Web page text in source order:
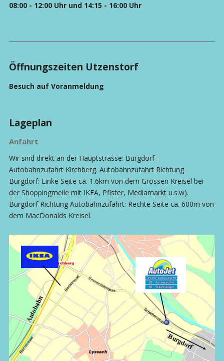
08:00 - 12:00 Uhr und 14:15 - 16:00 Uhr
Öffnungszeiten Utzenstorf
Besuch auf Voranmeldung
Lageplan
Anfahrt
Wir sind direkt an der Hauptstrasse: Burgdorf -
Autobahnzufahrt Kirchberg. Autobahnzufahrt Richtung
Burgdorf: Linke Seite ca. 1.6km von dem Grossen Kreisel bei
der Shoppingmeile mit IKEA, Pfister, Mediamarkt u.s.w).
Burgdorf Richtung Autobahnzufahrt: Rechte Seite ca. 600m von
dem MacDonalds Kreisel.